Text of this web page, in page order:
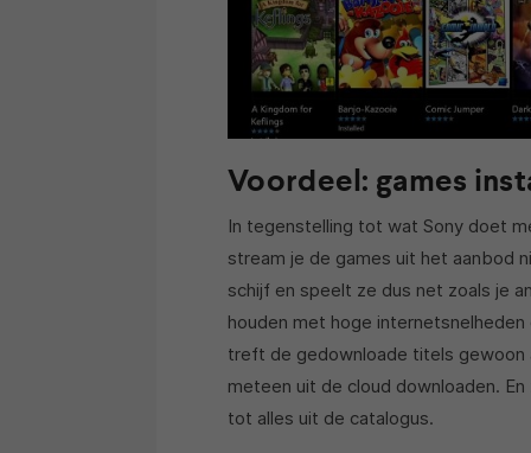
Voordeel: games
In tegenstelling tot wat Sony doet
stream je de games uit het aanbod
schijf en speelt ze dus net zoals je
houden met hoge
treft de gedownloade titels gewoon
meteen uit de cloud downloaden.
tot alles uit de catalogus.